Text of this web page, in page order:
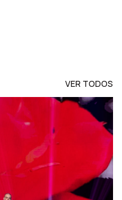
VER TODOS